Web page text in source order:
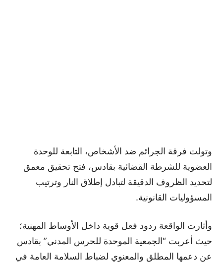
وتولت فرقة الجرائم ضد الأشخاص، التابعة للوحدة
العضوية للشرطة القضائية بقادس، فتح تحقيق معمق
لتحديد الظروف الدقيقة لتبادل إطلاق النار وترتيب
المسؤوليات القانونية.
وأثارت الواقعة ردود فعل قوية داخل الأوساط المهنية؛
حيث أعربت “الجمعية الموحدة للحرس المدني” بقادس
عن دعمها المطلق والمعنوي لضباط السلامة العامة في